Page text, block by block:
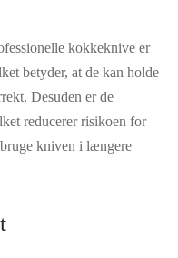
kokkeknive er
betyder, at de kan holde
Desuden er de
reducerer risikoen for
kniven i længere